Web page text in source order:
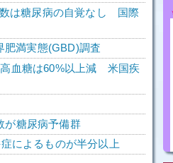
は糖尿病の自覚なし 国際
満実態(GBD)調査
血糖は60%以上減 米国疾
が糖尿病予備群
によるものが半分以上